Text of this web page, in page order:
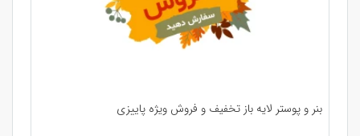
بنر و پوستر لایه باز تخفیف و فروش ویژه پاییزی